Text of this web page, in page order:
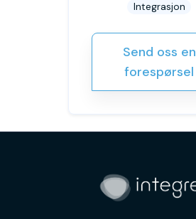
Integrasjon
Send oss en
forespørsel